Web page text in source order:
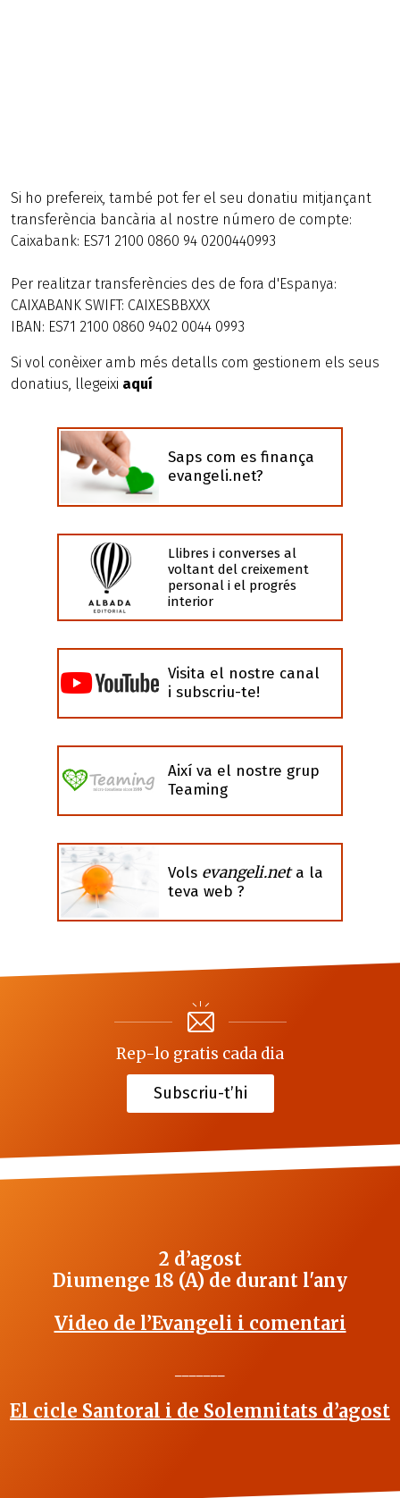
Si ho prefereix, també pot fer el seu donatiu mitjançant
transferència bancària al nostre número de compte:
Caixabank: ES71 2100 0860 94 0200440993
Per realitzar transferències des de fora d'Espanya:
CAIXABANK SWIFT: CAIXESBBXXX
IBAN: ES71 2100 0860 9402 0044 0993
Si vol conèixer amb més detalls com gestionem els seus
donatius, llegeixi aquí
Saps com es finança
evangeli.net?
Llibres i converses al
voltant del creixement
personal i el progrés
interior
Visita el nostre canal
i subscriu-te!
Així va el nostre grup
Teaming
Vols evangeli.neta la
teva web ?
Rep-lo gratis cada dia
Subscriu-t’hi
2 d’agost
Diumenge 18 (A) de durant l'any
Video de l’Evangeli i comentari
El cicle Santoral i de Solemnitats d’agost